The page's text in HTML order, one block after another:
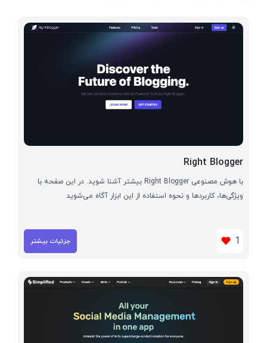
Right Blogger
با هوش مصنوعی Right Blogger بیشتر آشنا شوید. در این صفحه با
ویژگی‌ها، کاربردها و نحوه استفاده از این ابزار آگاه می‌شوید
1 جزئیات بیشتر